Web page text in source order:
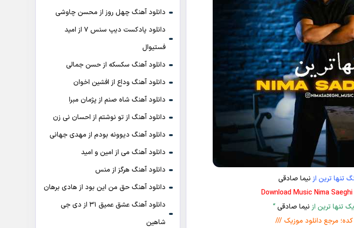
تنها ترین ازنیما صادقی
Download Music Nima
تنها ترین ازنیما صادقی“
کده؛ مرجع دانلود موزیک ///
دانلود آهنگ چهل روز از محسن چاوشی
دانلود پادکست ديپ سنس ۷ از اميد
فستيوال
دانلود آهنگ سکسکه از حسن جمالی
دانلود آهنگ وداع از افشين اخوان
دانلود آهنگ شاه صنم از پژمان مبرا
دانلود آهنگ از تو نوشتم از احسان نی زن
دانلود آهنگ دیوونه بودم از مهدی جهانی
دانلود آهنگ می از امین و امید
دانلود آهنگ هرگز از منس
دانلود آهنگ حق من این بود از هادی برهان
دانلود آهنگ عشق عمیق ۳۱ از دی جی
شاهین